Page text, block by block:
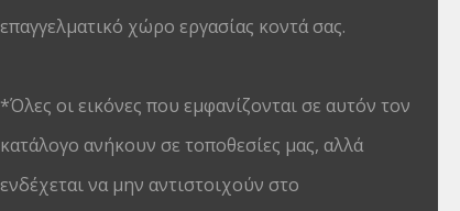
επαγγελματικό χώρο εργασίας κοντά σας.
*Όλες οι εικόνες που εμφανίζονται σε αυτόν τον
κατάλογο ανήκουν σε τοποθεσίες μας, αλλά
ενδέχεται να μην αντιστοιχούν στο